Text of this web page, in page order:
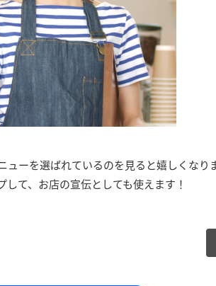
ーを選ばれているのを見ると嬉しくなり
て、お店の宣伝としても使えます！